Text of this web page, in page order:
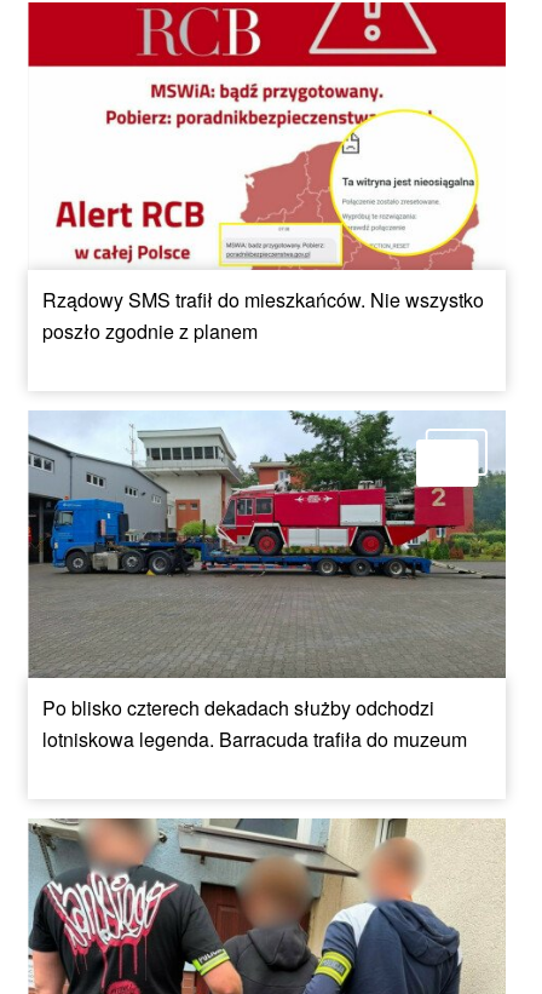
Rządowy SMS trafił do mieszkańców. Nie wszystko
poszło zgodnie z planem
Po blisko czterech dekadach służby odchodzi
lotniskowa legenda. Barracuda trafiła do muzeum